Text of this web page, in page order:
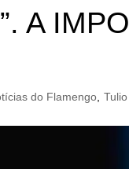
A
do Flamengo